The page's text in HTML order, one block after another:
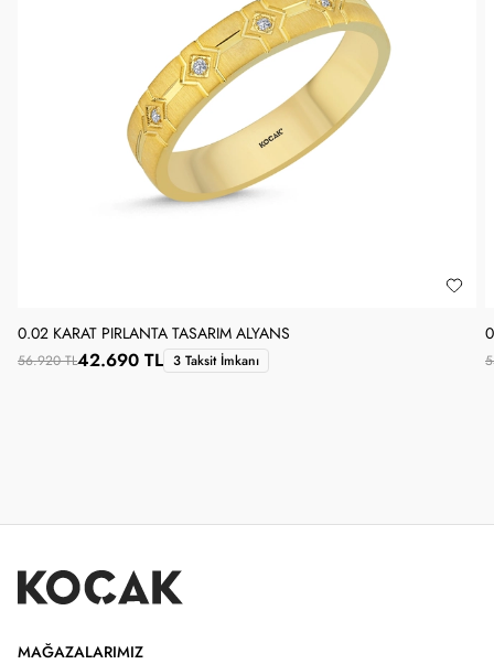
0.02 KARAT PIRLANTA TASARIM ALYANS
56.920 TL42.690 TL 3 Taksit İmkanı
MAĞAZALARIMIZ